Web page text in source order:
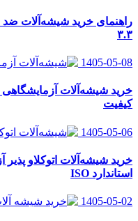
راهنمای خرید شیشه‌آلات ضد
۳.۳
1405-05-08
کیفیت
1405-05-06
خرید شیشه‌آلات اتوکلاو
استاندارد ISO
1405-05-02